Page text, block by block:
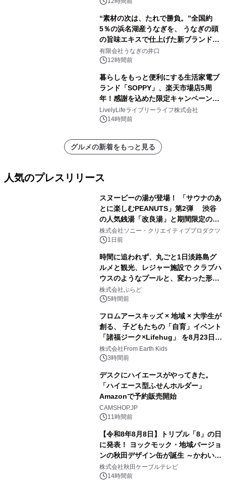
“素材の次は、たれで勝負。”全国約
5％の浜名湖産うなぎを、 うなぎの頭
の旨味エキスで仕上げた新ブランド
「井口の誉」誕生
有限会社うなぎの井口
12時間前
暮らしをもっと便利にする生活家電ブ
ランド「SOPPY」、楽天市場店5周
年！感謝を込めた限定キャンペーンを
8月10日より開催
LivelyLifeライブリーライフ株式会社
14時間前
グルメの新着をもっと見る
人気のプレスリリース
スヌーピーの湯が登場！ 「サウナのあ
とに楽しむPEANUTS」第2弾 渋谷
の人気銭湯「改良湯」と期間限定のコ
ラボレーション サウナイキタイコラ
ボグッズも発売決定！
株式会社ソニー・クリエイティブプロダクツ
1日前
時間に追われず、丸ごと1日淡路島グ
ルメと観光、レジャー施設で クラブハ
ウスのようなプールと、変わった形の
サウナも 「THE BOXY AWAJI」のお
得な素泊まり連泊プランで
株式会社ぷらど
5時間前
フロムアースキッズ × 地域 × 大学生が
創る、 子どもたちの「自育」イベント
「諸福ジーク×Lifehug」 を8月23日
(日)開催
株式会社From Earth Kids
3時間前
デスクにハイエースがやってきた。
「ハイエース型ふせんホルダー」
Amazonで予約販売開始
CAMSHOP.JP
11時間前
【令和8年8月8日】トリプル「8」の日
に発表！ ヨックモック・地域バージョ
ンの秋田デザイン缶が誕生 ～かわいい
秋田犬の子犬と秋田の四季と名所を巡
るパッケージ～ 9月1日(火)秋田県内で
株式会社秋田ケーブルテレビ
14時間前